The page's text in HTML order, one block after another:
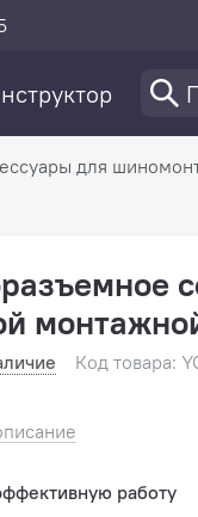
для
Код товара:
работу